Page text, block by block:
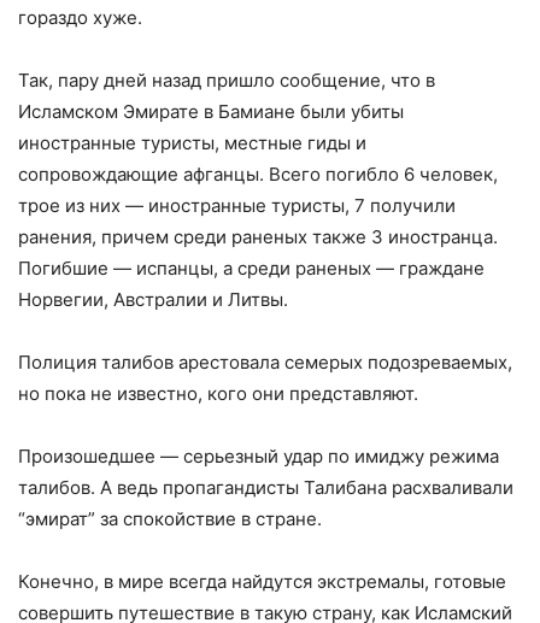
гораздо хуже.
Так, пару дней назад пришло сообщение, что в
Исламском Эмирате в Бамиане были убиты
иностранные туристы, местные гиды и
сопровождающие афганцы. Всего погибло 6 человек,
трое из них — иностранные туристы, 7 получили
ранения, причем среди раненых также 3 иностранца.
Погибшие — испанцы, а среди раненых — граждане
Норвегии, Австралии и Литвы.
Полиция талибов арестовала семерых подозреваемых,
но пока не известно, кого они представляют.
Произошедшее — серьезный удар по имиджу режима
талибов. А ведь пропагандисты Талибана расхваливали
“эмират” за спокойствие в стране.
Конечно, в мире всегда найдутся экстремалы, готовые
совершить путешествие в такую страну, как Исламский